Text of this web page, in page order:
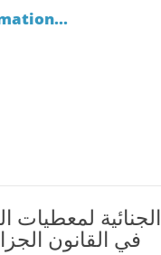
لمعطيات
في القانون